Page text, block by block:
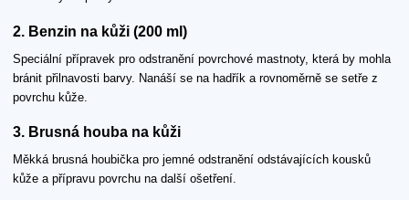
2. Benzin na kůži (200 ml)
Speciální přípravek pro odstranění povrchové mastnoty, která by mohla
bránit přilnavosti barvy. Nanáší se na hadřík a rovnoměrně se setře z
povrchu kůže.
3. Brusná houba na kůži
Měkká brusná houbička pro jemné odstranění odstávajících kousků
kůže a přípravu povrchu na další ošetření.